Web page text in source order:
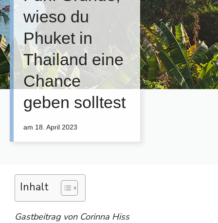
wieso du
Phuket in
Thailand eine
Chance
geben solltest
am 18. April 2023
Inhalt
Gastbeitrag von Corinna Hiss